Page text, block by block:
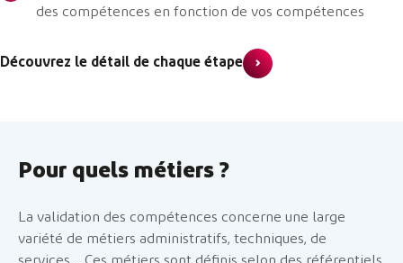
des compétences en fonction de vos compétences
Découvrez le détail de chaque étape
Pour quels métiers ?
La validation des compétences concerne une large
variété de métiers administratifs, techniques, de